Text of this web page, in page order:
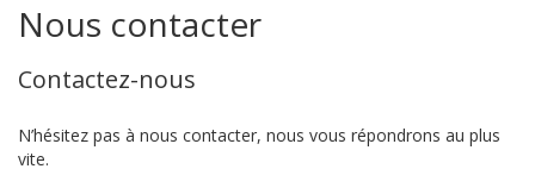
au
contenu
Nous contacter
Contactez-nous
N’hésitez pas à nous contacter, nous vous répondrons au plus
vite.